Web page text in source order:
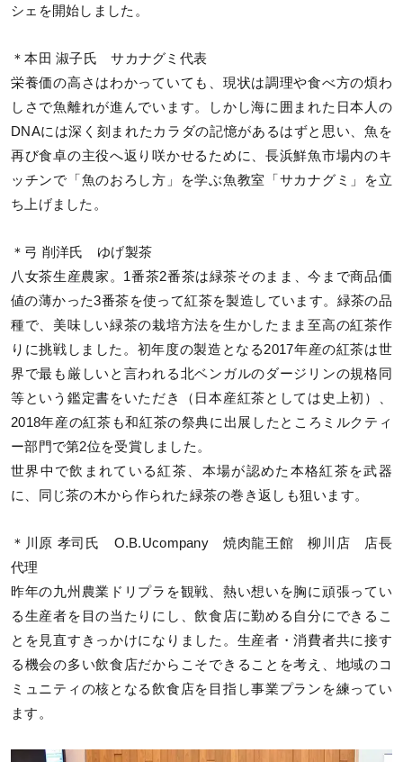
シェを開始しました。
＊本田 淑子氏 サカナグミ代表
栄養価の高さはわかっていても、現状は調理や食べ方の煩わ
しさで魚離れが進んでいます。しかし海に囲まれた日本人の
DNAには深く刻まれたカラダの記憶があるはずと思い、魚を
再び食卓の主役へ返り咲かせるために、長浜鮮魚市場内のキ
ッチンで「魚のおろし方」を学ぶ魚教室「サカナグミ」を立
ち上げました。
＊弓 削洋氏 ゆげ製茶
八女茶生産農家。1番茶2番茶は緑茶そのまま、今まで商品価
値の薄かった3番茶を使って紅茶を製造しています。緑茶の品
種で、美味しい緑茶の栽培方法を生かしたまま至高の紅茶作
りに挑戦しました。初年度の製造となる2017年産の紅茶は世
界で最も厳しいと言われる北ベンガルのダージリンの規格同
等という鑑定書をいただき（日本産紅茶としては史上初）、
2018年産の紅茶も和紅茶の祭典に出展したところミルクティ
ー部門で第2位を受賞しました。
世界中で飲まれている紅茶、本場が認めた本格紅茶を武器
に、同じ茶の木から作られた緑茶の巻き返しも狙います。
＊川原 孝司氏 O.B.Ucompany 焼肉龍王館 柳川店 店長
代理
昨年の九州農業ドリプラを観戦、熱い想いを胸に頑張ってい
る生産者を目の当たりにし、飲食店に勤める自分にできるこ
とを見直すきっかけになりました。生産者・消費者共に接す
る機会の多い飲食店だからこそできることを考え、地域のコ
ミュニティの核となる飲食店を目指し事業プランを練ってい
ます。